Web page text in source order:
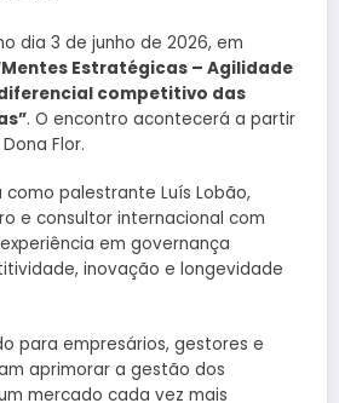
dia 3 de junho de 2026, em
Estratégicas – Agilidade
competitivo das
. O encontro acontecerá a partir
Flor.
palestrante Luís Lobão,
e consultor internacional com
em governança
inovação e longevidade
para empresários, gestores e
aprimorar a gestão dos
mercado cada vez mais